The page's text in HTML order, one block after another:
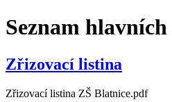
Seznam
Zřizovací listina
Zřizovací listina ZŠ Blatnice.pdf